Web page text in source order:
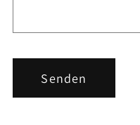
a
r
Senden